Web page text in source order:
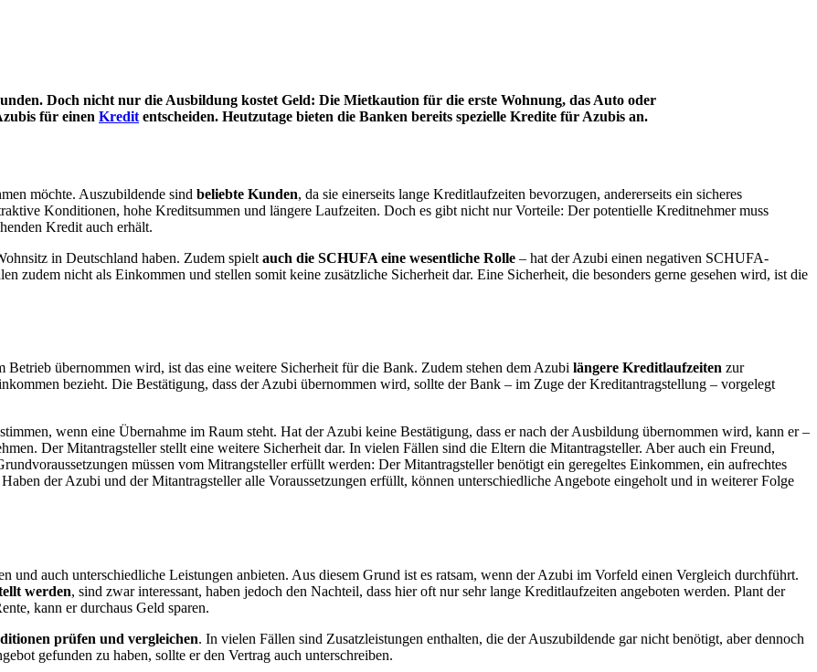
Doch nicht nur die Ausbildung kostet Geld: Die Mietkaution für die erste Wohnung, das Auto oder
für einen Kredit entscheiden. Heutzutage bieten die Banken bereits spezielle Kredite für Azubis an.
möchte. Auszubildende sind beliebte Kunden, da sie einerseits lange Kreditlaufzeiten bevorzugen, andererseits ein sicheres
Konditionen, hohe Kreditsummen und längere Laufzeiten. Doch es gibt nicht nur Vorteile: Der potentielle Kreditnehmer muss
Kredit auch erhält.
in Deutschland haben. Zudem spielt auch die SCHUFA eine wesentliche Rolle – hat der Azubi einen negativen SCHUFA-
zudem nicht als Einkommen und stellen somit keine zusätzliche Sicherheit dar. Eine Sicherheit, die besonders gerne gesehen wird, ist die
übernommen wird, ist das eine weitere Sicherheit für die Bank. Zudem stehen dem Azubi längere Kreditlaufzeiten zur
bezieht. Die Bestätigung, dass der Azubi übernommen wird, sollte der Bank – im Zuge der Kreditantragstellung – vorgelegt
wenn eine Übernahme im Raum steht. Hat der Azubi keine Bestätigung, dass er nach der Ausbildung übernommen wird, kann er –
Der Mitantragsteller stellt eine weitere Sicherheit dar. In vielen Fällen sind die Eltern die Mitantragsteller. Aber auch ein Freund,
müssen vom Mitrangsteller erfüllt werden: Der Mitantragsteller benötigt ein geregeltes Einkommen, ein aufrechtes
der Azubi und der Mitantragsteller alle Voraussetzungen erfüllt, können unterschiedliche Angebote eingeholt und in weiterer Folge
und auch unterschiedliche Leistungen anbieten. Aus diesem Grund ist es ratsam, wenn der Azubi im Vorfeld einen Vergleich durchführt.
werden, sind zwar interessant, haben jedoch den Nachteil, dass hier oft nur sehr lange Kreditlaufzeiten angeboten werden. Plant der
kann er durchaus Geld sparen.
prüfen und vergleichen. In vielen Fällen sind Zusatzleistungen enthalten, die der Auszubildende gar nicht benötigt, aber dennoch
gefunden zu haben, sollte er den Vertrag auch unterschreiben.